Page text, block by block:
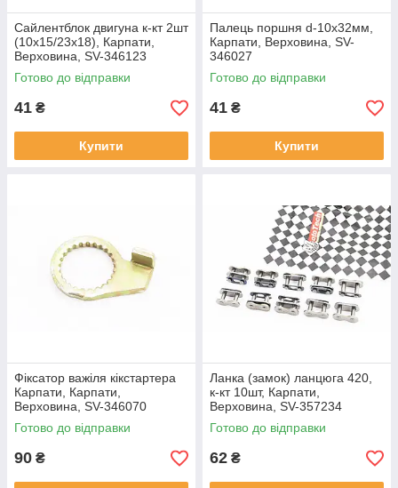
Сайлентблок двигуна к-кт 2шт
(10x15/23x18), Карпати,
Верховина, SV-346123
Готово до відправки
41 ₴
Купити
Палець поршня d-10х32мм,
Карпати, Верховина, SV-
346027
Готово до відправки
41 ₴
Купити
Фіксатор важіля кікстартера
Карпати, Карпати,
Верховина, SV-346070
Готово до відправки
90 ₴
Ланка (замок) ланцюга 420,
к-кт 10шт, Карпати,
Верховина, SV-357234
Готово до відправки
62 ₴